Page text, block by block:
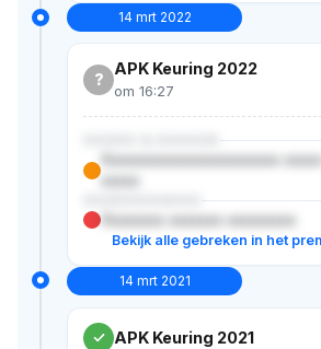
14 mrt 2022
?
APK Keuring 2022
om 16:27
XXXXX & XXXXXX
Xxxxxxxxxxxxxxxxxxxxxxx
Xxxxxxxx xxxxxxx xxxxxxxxx
Bekijk alle gebreken in het
14 mrt 2021
APK Keuring 2021